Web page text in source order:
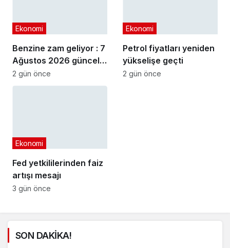
Benzine zam geliyor : 7
Ağustos 2026 güncel
akaryakıt fiyatları
Ekonomi
2 gün önce
Petrol fiyatları yeniden
yükselişe geçti
Ekonomi
2 gün önce
Fed yetkililerinden faiz
artışı mesajı
Ekonomi
3 gün önce
SON DAKİKA!